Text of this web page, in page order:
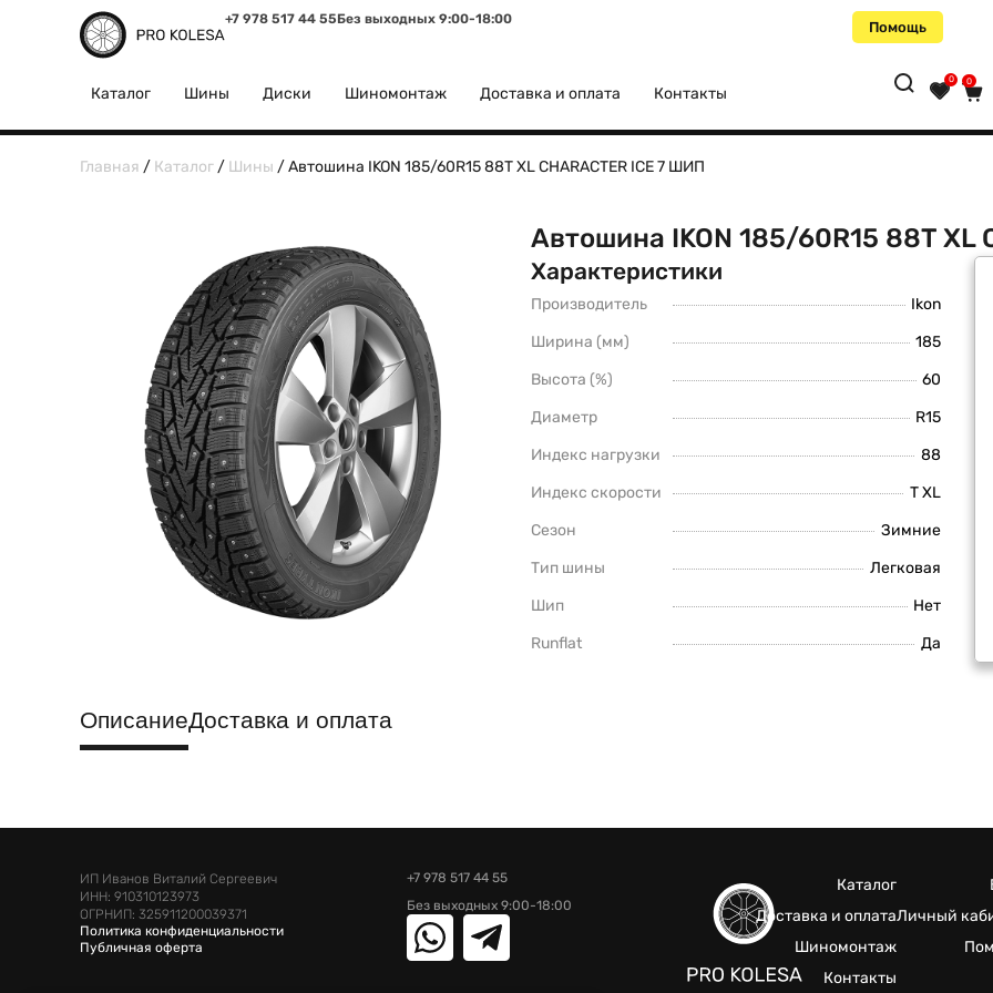
+7 978 517 44 55Без выходных 9:00-18:00 Помощь
Каталог Шины Диски Шиномонтаж Доставка и оплата Контакты
0 0
Главная / Каталог / Шины / Автошина IKON 185/60R15 88T XL CHARACTER ICE 7 ШИП
Автошина IKON 185/60R15 88T XL
Характеристики
Производитель
Ikon
Ширина (мм)
185
Высота (%)
60
Диаметр
R15
Индекс нагрузки
88
Индекс скорости
T XL
Сезон
Зимние
Тип шины
Легковая
Шип
Нет
Runflat
Да
ОписаниеДоставка и оплата
ИП Иванов Виталий Сергеевич
ИНН: 910310123973
ОГРНИП: 325911200039371
Политика конфиденциальности
Публичная оферта
+7 978 517 44 55
Без выходных 9:00-18:00
Каталог
Доставка и оплата
Шиномонтаж
Контакты
Личный